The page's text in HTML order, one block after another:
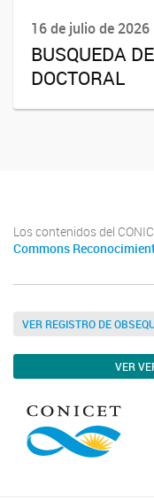
16 de julio de 2026
BUSQUEDA
DOCTORAL
Los contenidos del
Commons
VER REGISTRO DE
VER